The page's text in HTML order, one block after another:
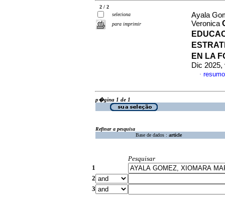
2 / 2
seleciona
para imprimir
Ayala
Veronica
EN LA
Dic 2025,
·
p�gina 1 de 1
Refinar a pesquisa
Base de dados : article
Pesquisar
1
2
3